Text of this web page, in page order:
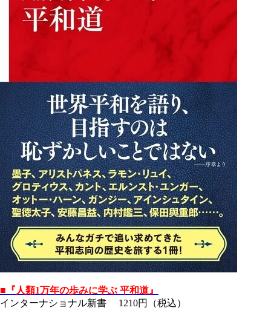
■『人類1万年の歩みに学ぶ 平和道』
インターナショナル新書 1210円（税込）